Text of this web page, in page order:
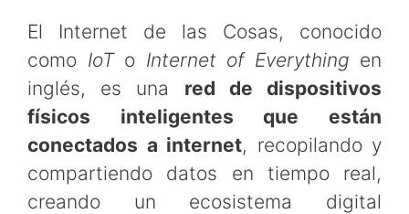
El Internet de las Cosas, conocido
como IoTo Internet of Everything en
inglés, es una red de dispositivos
físicos inteligentes que están
conectados a internet, recopilando y
compartiendo datos en tiempo real,
creando un ecosistema digital